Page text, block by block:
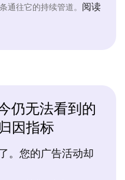
通往它的持续管道。 阅读
仍无法看到的
因指标
。您的广告活动却